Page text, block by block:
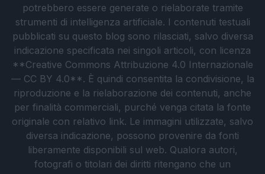
potrebbero essere generate o rielaborate tramite
strumenti di intelligenza artificiale. I contenuti testuali
pubblicati su questo blog sono rilasciati, salvo diversa
indicazione specificata nei singoli articoli, con licenza
**Creative Commons Attribuzione 4.0 Internazionale
— CC BY 4.0**. È quindi consentita la condivisione, la
riproduzione e la rielaborazione dei contenuti, anche
per finalità commerciali, purché venga citata la fonte
originale con relativo link. Le immagini utilizzate, salvo
diversa indicazione, possono provenire da fonti
liberamente disponibili sul web. Qualora autori,
fotografi o titolari dei diritti ritengano che un